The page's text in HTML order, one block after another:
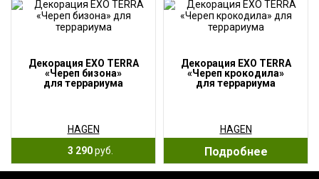
Декорация EXO TERRA
«Череп бизона»
для террариума
HAGEN
3 290руб.
Декорация EXO TERRA
«Череп крокодила»
для террариума
HAGEN
Подробнее